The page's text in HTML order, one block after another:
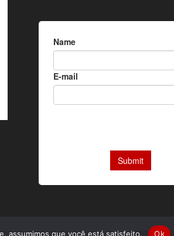
assumimos que você está satisfeito. Ok